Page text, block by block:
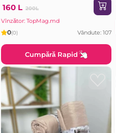
160 L 200L
Vînzător: TopMag.md
0(0) Vândute: 107
Cumpără Rapid